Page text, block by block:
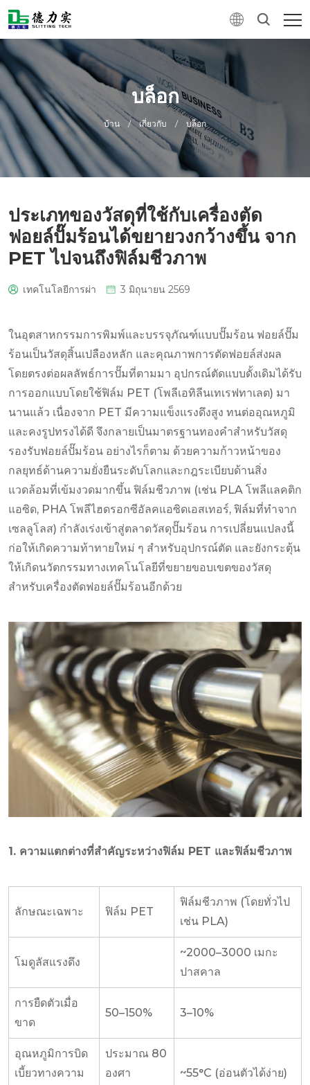
บล็อก
บ้าน / เกี่ยวกับ / บล็อก
ประเภทของวัสดุที่ใช้กับเครื่องตัด
ฟอยล์ปั๊มร้อนได้ขยายวงกว้างขึ้น จาก
PET ไปจนถึงฟิล์มชีวภาพ
เทคโนโลยีการผ่า 3 มิถุนายน 2569
ในอุตสาหกรรมการพิมพ์และบรรจุภัณฑ์แบบปั๊มร้อน ฟอยล์ปั๊ม
ร้อนเป็นวัสดุสิ้นเปลืองหลัก และคุณภาพการตัดฟอยล์ส่งผล
โดยตรงต่อผลลัพธ์การปั๊มที่ตามมา อุปกรณ์ตัดแบบดั้งเดิมได้รับ
การออกแบบโดยใช้ฟิล์ม PET (โพลีเอทิลีนเทเรฟทาเลต) มา
นานแล้ว เนื่องจาก PET มีความแข็งแรงดึงสูง ทนต่ออุณหภูมิ
และคงรูปทรงได้ดี จึงกลายเป็นมาตรฐานทองคำสำหรับวัสดุ
รองรับฟอยล์ปั๊มร้อน อย่างไรก็ตาม ด้วยความก้าวหน้าของ
กลยุทธ์ด้านความยั่งยืนระดับโลกและกฎระเบียบด้านสิ่ง
แวดล้อมที่เข้มงวดมากขึ้น ฟิล์มชีวภาพ (เช่น PLA โพลีแลคติก
แอซิด, PHA โพลีไฮดรอกซีอัลคแอซิดเอสเทอร์, ฟิล์มที่ทำจาก
เซลลูโลส) กำลังเร่งเข้าสู่ตลาดวัสดุปั๊มร้อน การเปลี่ยนแปลงนี้
ก่อให้เกิดความท้าทายใหม่ ๆ สำหรับอุปกรณ์ตัด และยังกระตุ้น
ให้เกิดนวัตกรรมทางเทคโนโลยีที่ขยายขอบเขตของวัสดุ
สำหรับเครื่องตัดฟอยล์ปั๊มร้อนอีกด้วย
1. ความแตกต่างที่สำคัญระหว่างฟิล์ม PET และฟิล์มชีวภาพ
ลักษณะเฉพาะ ฟิล์ม PET
ฟิล์มชีวภาพ (โดยทั่วไป
เช่น PLA)
โมดูลัสแรงดึง
~2000–3000 เมกะ
ปาสคาล
การยืดตัวเมื่อ
ขาด
50–150% 3–10%
อุณหภูมิการบิด
เบี้ยวทางความ
ประมาณ 80
องศา
~55°C (อ่อนตัวได้ง่าย)